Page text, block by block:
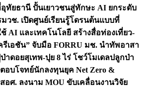
อุทัยธานี ปั้นเยาวชนสู่ทักษะ AI ยกระดับ
มวช. เปิดศูนย์เรียนรู้โดรนต้นแบบที่
AI และเทคโนโลยี สร้างสื่อท่องเที่ยว-
รีเอชัน” จับมือ FORRU มช. นำทัพอาสา
าดอยสุเทพ-ปุย 8 ไร่ โชว์โมเดลปลูกป่า
อบโจทย์นักลงทุนยุค Net Zero &
อศ. ลงนาม MOU ขับเคลื่อนงานวิจัย